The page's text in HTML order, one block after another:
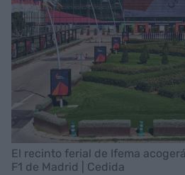
El recinto ferial de Ifema
F1 de Madrid | Cedida